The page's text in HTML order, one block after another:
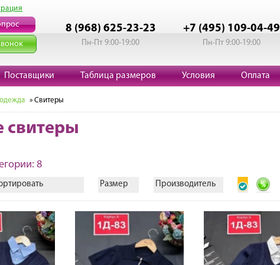
8 (968) 625-23-23
Пн-Пт 9:00-19:00
+7 (495) 109-04-49
Пн-Пт 9:00-19:00
Поставщики Таблица размеров Условия Оплата
» Свитеры
свитеры
8
Размер Производитель